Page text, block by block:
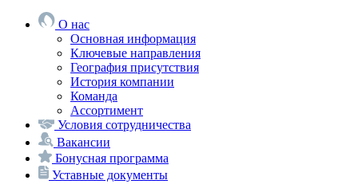
О нас
Основная информация
Ключевые направления
География присутствия
История компании
Команда
Ассортимент
Условия сотрудничества
Вакансии
Бонусная программа
Уставные документы